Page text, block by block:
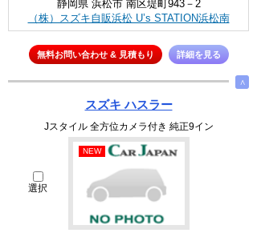
静岡県 浜松市 南区堤町943－2
（株）スズキ自販浜松 U’s STATION浜松南
無料お問い合わせ & 見積もり 詳細を見る
∧
スズキ ハスラー
Jスタイル 全方位カメラ付き 純正9イン
選択
NEW